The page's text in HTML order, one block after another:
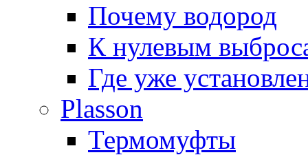
Почему водород
К нулевым
Где уже
Plasson
Термомуфты